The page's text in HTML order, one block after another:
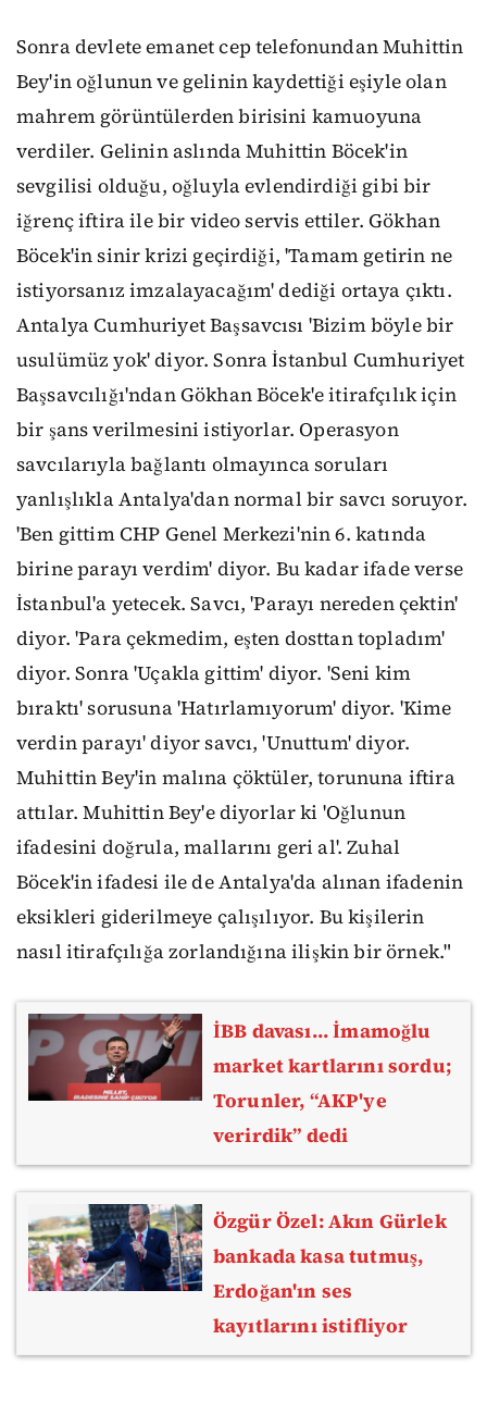
Sonra devlete emanet cep telefonundan Muhittin
Bey'in oğlunun ve gelinin kaydettiği eşiyle olan
mahrem görüntülerden birisini kamuoyuna
verdiler. Gelinin aslında Muhittin Böcek'in
sevgilisi olduğu, oğluyla evlendirdiği gibi bir
iğrenç iftira ile bir video servis ettiler. Gökhan
Böcek'in sinir krizi geçirdiği, 'Tamam getirin ne
istiyorsanız imzalayacağım' dediği ortaya çıktı.
Antalya Cumhuriyet Başsavcısı 'Bizim böyle bir
usulümüz yok' diyor. Sonra İstanbul Cumhuriyet
Başsavcılığı'ndan Gökhan Böcek'e itirafçılık için
bir şans verilmesini istiyorlar. Operasyon
savcılarıyla bağlantı olmayınca soruları
yanlışlıkla Antalya'dan normal bir savcı soruyor.
'Ben gittim CHP Genel Merkezi'nin 6. katında
birine parayı verdim' diyor. Bu kadar ifade verse
İstanbul'a yetecek. Savcı, 'Parayı nereden çektin'
diyor. 'Para çekmedim, eşten dosttan topladım'
diyor. Sonra 'Uçakla gittim' diyor. 'Seni kim
bıraktı' sorusuna 'Hatırlamıyorum' diyor. 'Kime
verdin parayı' diyor savcı, 'Unuttum' diyor.
Muhittin Bey'in malına çöktüler, torununa iftira
attılar. Muhittin Bey'e diyorlar ki 'Oğlunun
ifadesini doğrula, mallarını geri al'. Zuhal
Böcek'in ifadesi ile de Antalya'da alınan ifadenin
eksikleri giderilmeye çalışılıyor. Bu kişilerin
nasıl itirafçılığa zorlandığına ilişkin bir örnek."
İBB davası... İmamoğlu
market kartlarını sordu;
Torunler, “AKP'ye
verirdik” dedi
Özgür Özel: Akın Gürlek
bankada kasa tutmuş,
Erdoğan'ın ses
kayıtlarını istifliyor